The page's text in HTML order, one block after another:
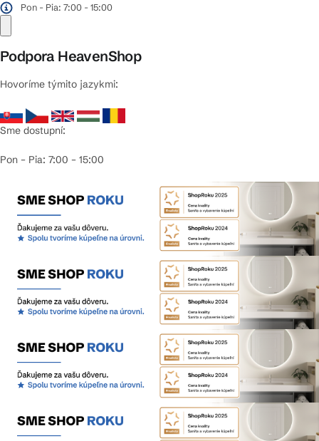
Pon - Pia: 7:00 - 15:00
Podpora HeavenShop
Hovoríme týmito jazykmi:
Sme dostupní:
Pon – Pia: 7:00 – 15:00